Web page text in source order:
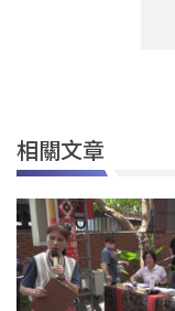
相關文章